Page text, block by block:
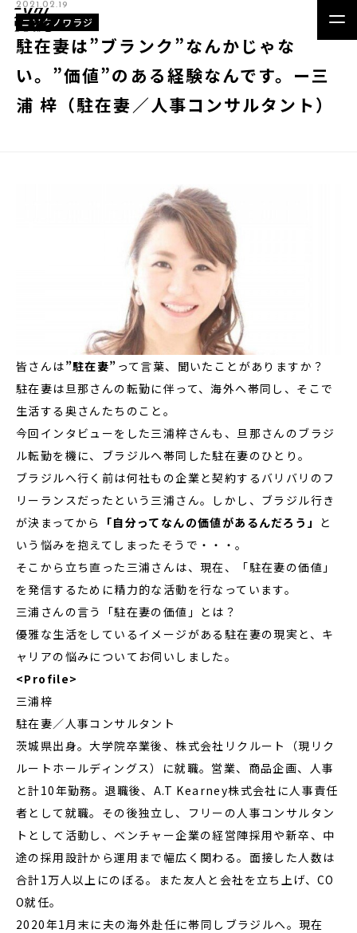
駐在妻は”ブランク”なんかじゃな
い。”価値”のある経験なんです。ー三
浦 梓（駐在妻／人事コンサルタント）
2021.02.19
ニソクノワラジ
皆さんは”駐在妻” って言葉、聞いたことがありますか？
駐在妻は旦那さんの転勤に伴って、海外へ帯同し、そこで
生活する奥さんたちのこと。
今回インタビューをした三浦梓さんも、旦那さんのブラジ
ル転勤を機に、ブラジルへ帯同した駐在妻のひとり。
ブラジルへ行く前は何社もの企業と契約するバリバリのフ
リーランスだったという三浦さん。しかし、ブラジル行き
が決まってから
「自分ってなんの価値があるんだろう」 と
いう悩みを抱えてしまったそうで・・・。
そこから立ち直った三浦さんは、現在、「駐在妻の価値」
を発信するために精力的な活動を行なっています。
三浦さんの言う「駐在妻の価値」とは？
優雅な生活をしているイメージがある駐在妻の現実と、キ
ャリアの悩みについてお伺いしました。
<Profile>
三浦梓
駐在妻／人事コンサルタント
茨城県出身。大学院卒業後、株式会社リクルート（現リク
ルートホールディングス）に就職。営業、商品企画、人事
と計10年勤務。退職後、A.T Kearney株式会社に人事責任
者として就職。その後独立し、フリーの人事コンサルタン
トとして活動し、ベンチャー企業の経営陣採用や新卒、中
途の採用設計から運用まで幅広く関わる。面接した人数は
合計1万人以上にのぼる。また友人と会社を立ち上げ、CO
O就任。
2020年1月末に夫の海外赴任に帯同しブラジルへ。現在